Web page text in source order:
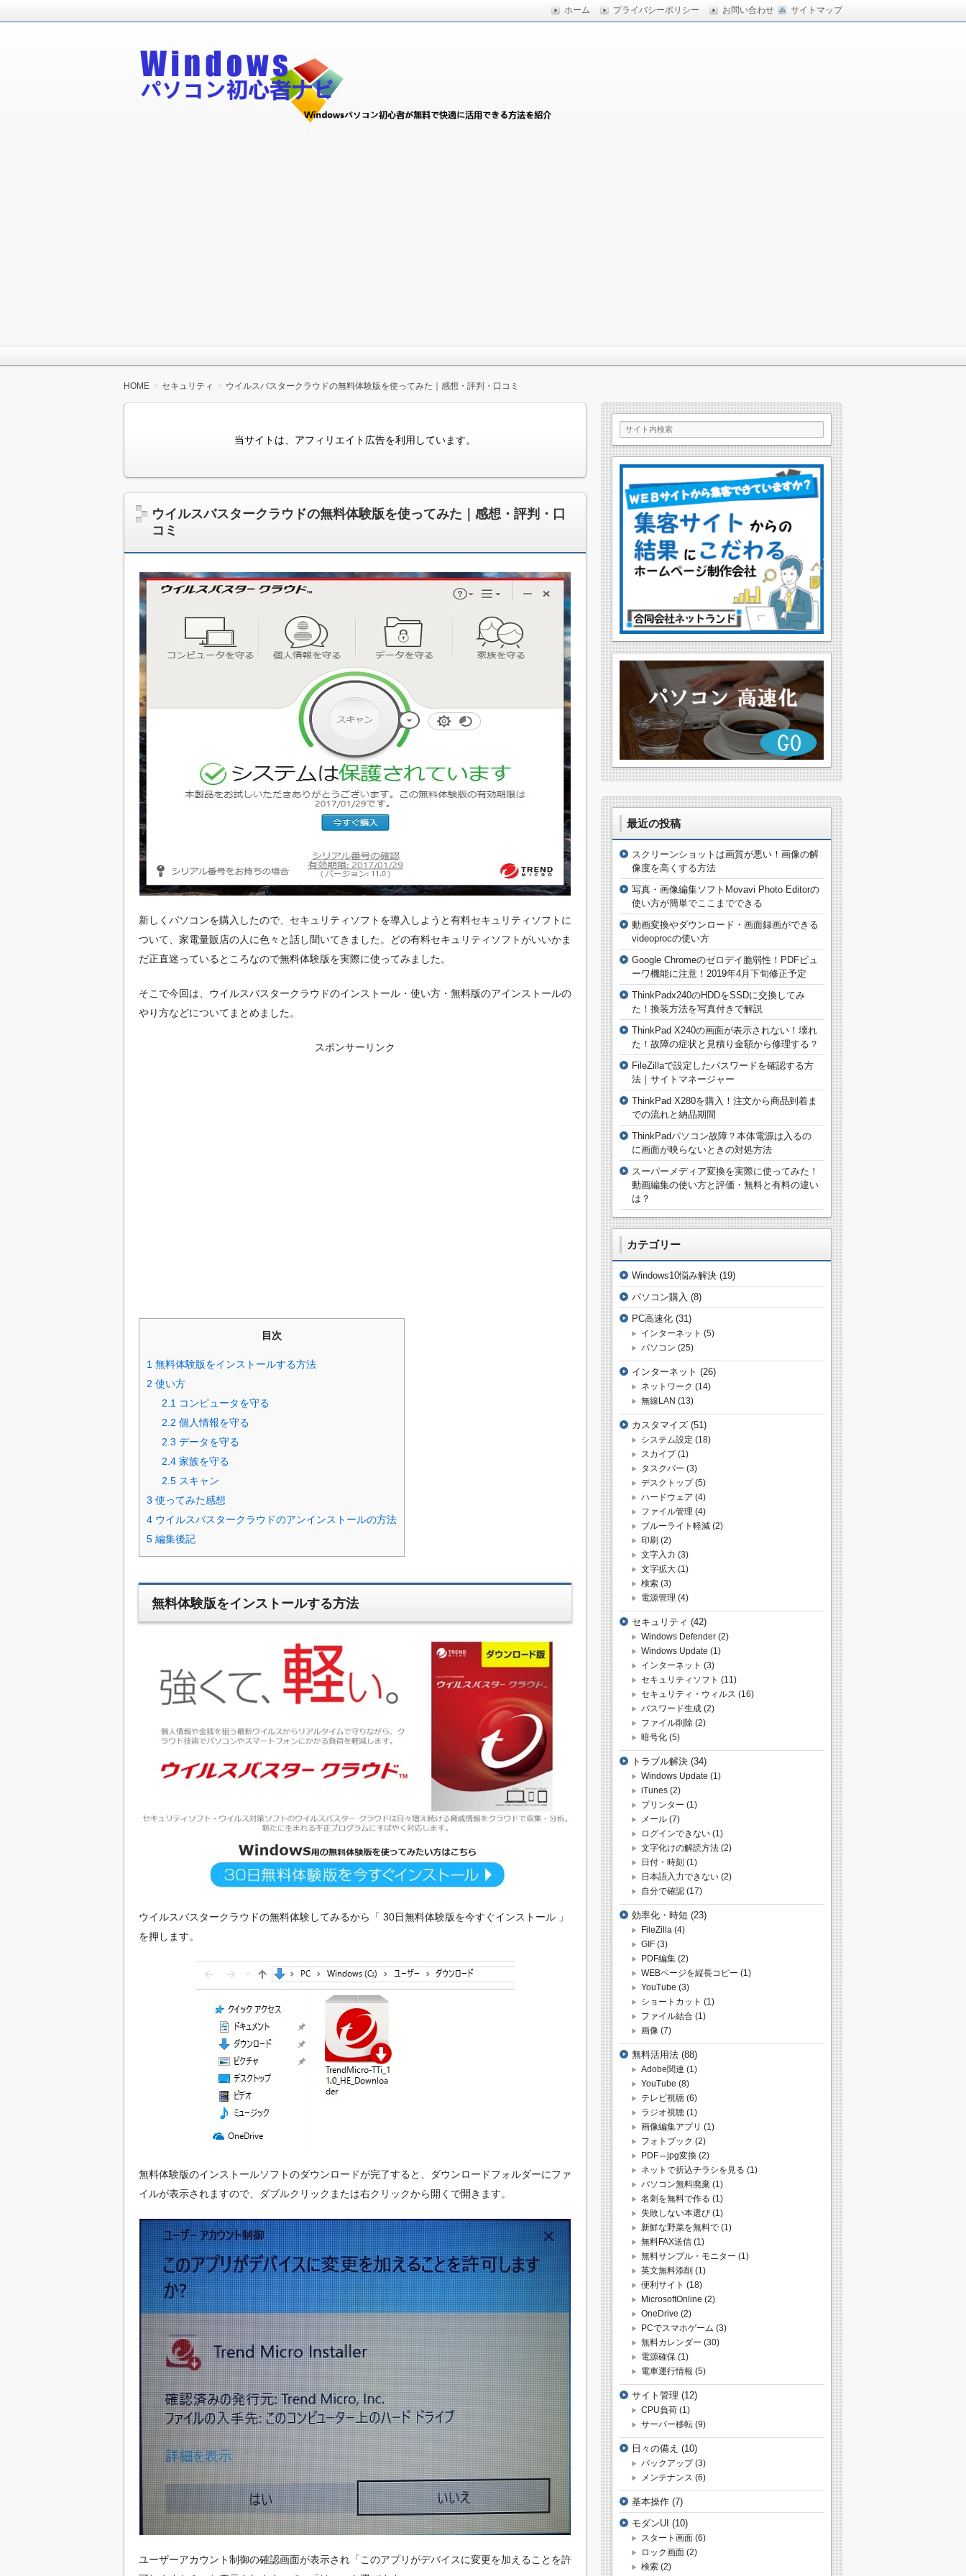
サイトマップ
ホーム プライバシーポリシー お問い合わせ
Windowsパソコン初心者ナビ
HOME セキュリティ ウイルスバスタークラウドの無料体験版を使ってみた｜感想・評判・口コミ
当サイトは、アフィリエイト広告を利用しています。
ウイルスバスタークラウドの無料体験版を使ってみた｜感想・評判・口
コミ
新しくパソコンを購入したので、セキュリティソフトを導入しようと有料セキュリティソフトに
ついて、家電量販店の人に色々と話し聞いてきました。どの有料セキュリティソフトがいいかま
だ正直迷っているところなので無料体験版を実際に使ってみました。
そこで今回は、ウイルスバスタークラウドのインストール・使い方・無料版のアインストールの
やり方などについてまとめました。
スポンサーリンク
目次
1 無料体験版をインストールする方法
2 使い方
2.1 コンピュータを守る
2.2 個人情報を守る
2.3 データを守る
2.4 家族を守る
2.5 スキャン
3 使ってみた感想
4 ウイルスバスタークラウドのアンインストールの方法
5 編集後記
無料体験版をインストールする方法
ウイルスバスタークラウドの無料体験してみるから「 30日無料体験版を今すぐインストール 」
を押します。
無料体験版のインストールソフトのダウンロードが完了すると、ダウンロードフォルダーにファ
イルが表示されますので、ダブルクリックまたは右クリックから開くで開きます。
ユーザーアカウント制御の確認画面が表示され「このアプリがデバイスに変更を加えることを許
最近の投稿
スクリーンショットは画質が悪い！画像の解
像度を高くする方法
写真・画像編集ソフトMovavi Photo Editorの
使い方が簡単でここまでできる
動画変換やダウンロード・画面録画ができる
videoprocの使い方
Google Chromeのゼロデイ脆弱性！PDFビュ
ーワ機能に注意！2019年4月下旬修正予定
ThinkPadx240のHDDをSSDに交換してみ
た！換装方法を写真付きで解説
ThinkPad X240の画面が表示されない！壊れ
た！故障の症状と見積り金額から修理する？
FileZillaで設定したパスワードを確認する方
法｜サイトマネージャー
ThinkPad X280を購入！注文から商品到着ま
での流れと納品期間
ThinkPadパソコン故障？本体電源は入るの
に画面が映らないときの対処方法
スーパーメディア変換を実際に使ってみた！
動画編集の使い方と評価・無料と有料の違い
は？
カテゴリー
Windows10悩み解決 (19)
パソコン購入 (8)
PC高速化 (31)
インターネット (5)
パソコン (25)
インターネット (26)
ネットワーク (14)
無線LAN (13)
カスタマイズ (51)
システム設定 (18)
スカイプ(1)
タスクバー (3)
デスクトップ(5)
ハードウェア (4)
ファイル管理 (4)
ブルーライト軽減 (2)
印刷 (2)
文字入力 (3)
文字拡大 (1)
検索 (3)
電源管理 (4)
セキュリティ (42)
Windows Defender (2)
Windows Update (1)
インターネット (3)
セキュリティソフト (11)
セキュリティ・ウィルス (16)
パスワード生成 (2)
ファイル削除 (2)
暗号化 (5)
トラブル解決 (34)
Windows Update (1)
iTunes (2)
プリンター (1)
メール (7)
ログインできない (1)
文字化けの解読方法 (2)
日付・時刻 (1)
日本語入力できない (2)
自分で確認 (17)
効率化・時短 (23)
FileZilla (4)
GIF (3)
PDF編集 (2)
WEBページを縦長コピー (1)
YouTube (3)
ショートカット (1)
ファイル結合 (1)
画像 (7)
無料活用法 (88)
Adobe関連 (1)
YouTube (8)
テレビ視聴 (6)
ラジオ視聴 (1)
画像編集アプリ (1)
フォトブック (2)
PDF⇔jpg変換 (2)
ネットで折込チラシを見る (1)
パソコン無料廃棄 (1)
名刺を無料で作る (1)
失敗しない本選び (1)
新鮮な野菜を無料で (1)
無料FAX送信 (1)
無料サンプル・モニター (1)
英文無料添削 (1)
便利サイト (18)
MicrosoftOnline (2)
OneDrive (2)
PCでスマホゲーム (3)
無料カレンダー (30)
電源確保 (1)
電車運行情報 (5)
サイト管理 (12)
CPU負荷 (1)
サーバー移転 (9)
日々の備え (10)
バックアップ(3)
メンテナンス (6)
基本操作 (7)
モダンUI (10)
スタート画面 (6)
ロック画面 (2)
検索 (2)